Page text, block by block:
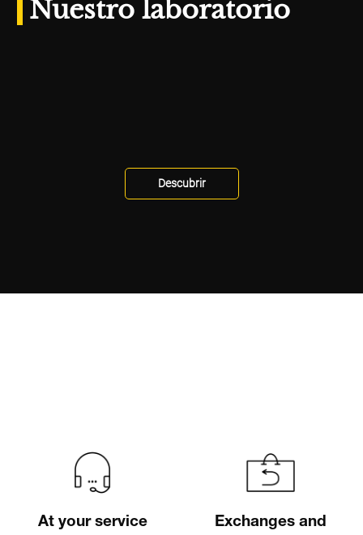
Nuestro laboratorio
Descubrir
At your service
Exchanges and